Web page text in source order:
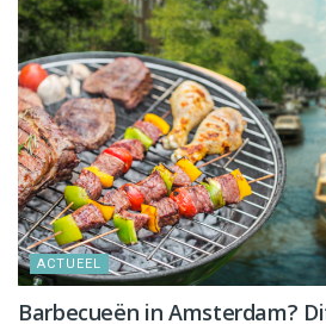
ACTUEEL
Barbecueën in Amsterdam?